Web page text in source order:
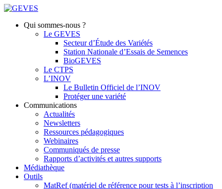
Qui sommes-nous ?
Le GEVES
Secteur d’Étude des Variétés
Station Nationale d’Essais de Semences
BioGEVES
Le CTPS
L’INOV
Le Bulletin Officiel de l’INOV
Protéger une variété
Communications
Actualités
Newsletters
Ressources pédagogiques
Webinaires
Communiqués de presse
Rapports d’activités et autres supports
Médiathèque
Outils
MatRef (matériel de référence pour tests à l’inscription